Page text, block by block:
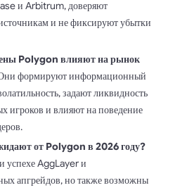
и Arbitrum, доверяют
и не фиксируют убытки
Polygon влияют на рынок
формируют информационный
задают ликвидность
игроков и влияют на поведение
от Polygon в 2026 году?
успехе AggLayer и
апгрейдов, но также возможны